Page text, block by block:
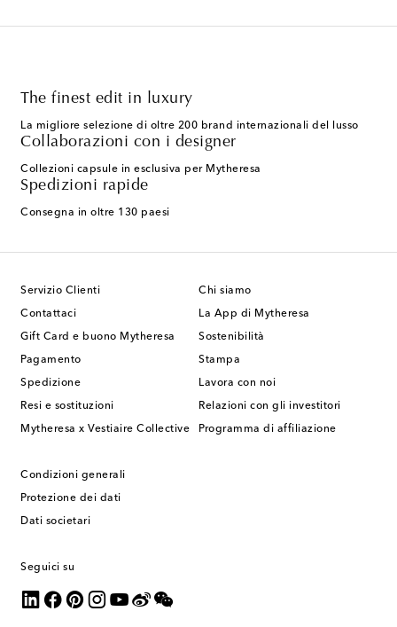
The finest edit in luxury
La migliore selezione di oltre 200 brand internazionali del lusso
Collaborazioni con i designer
Collezioni capsule in esclusiva per Mytheresa
Spedizioni rapide
Consegna in oltre 130 paesi
Servizio Clienti
Contattaci
Gift Card e buono Mytheresa
Pagamento
Spedizione
Resi e sostituzioni
Mytheresa x Vestiaire Collective
Chi siamo
La App di Mytheresa
Sostenibilità
Stampa
Lavora con noi
Relazioni con gli investitori
Programma di affiliazione
Condizioni generali
Protezione dei dati
Dati societari
Seguici su